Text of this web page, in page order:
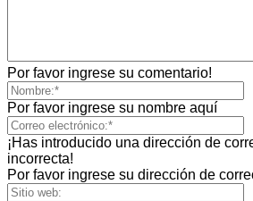
Por favor ingrese su comentario!
Por favor ingrese su nombre aquí
¡Has introducido una dirección de
incorrecta!
Por favor ingrese su dirección de